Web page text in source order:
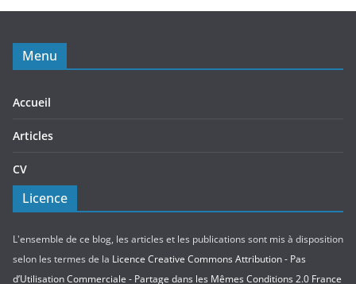
Menu
Accueil
Articles
CV
Licence
L'ensemble de ce blog, les articles et les publications sont mis à disposition
selon les termes de la Licence Creative Commons Attribution - Pas
d’Utilisation Commerciale - Partage dans les Mêmes Conditions 2.0 France